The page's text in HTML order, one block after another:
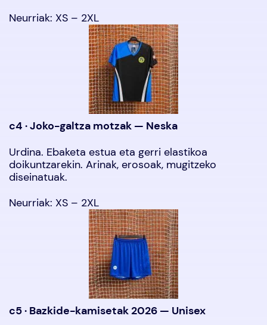
Neurriak: XS – 2XL
c4 · Joko-galtza motzak — Neska
Urdina. Ebaketa estua eta gerri elastikoa
doikuntzarekin. Arinak, erosoak, mugitzeko
diseinatuak.
Neurriak: XS – 2XL
c5 · Bazkide-kamisetak 2026 — Unisex